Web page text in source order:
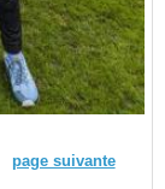
page suivante